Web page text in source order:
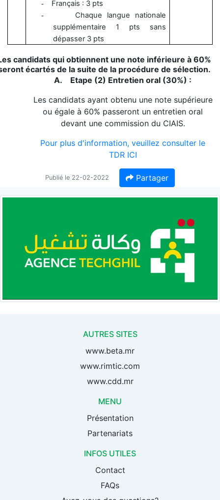
- Français : 3 pts
-
Chaque langue nationale
supplémentaire 1 pts sans
dépasser 3 pts
candidats qui obtiennent une note inférieure à 60%
écartés de la suite de la procédure de sélection.
A. Etape (2) Entretien oral (30%) :
Les candidats ayant obtenu une note supérieure
ou égale à 60% passeront un entretien oral
devant une commission du CIAIS.
Pour plus d'information, veuillez consulter le
TDR ICI
Publié le 22-02-2022 Partager
AUTRES SITES
www.beta.mr
www.rimtic.com
www.cdd.mr
MENU
Présentation
Partenariats
INFOS UTILES
Contact
FAQs